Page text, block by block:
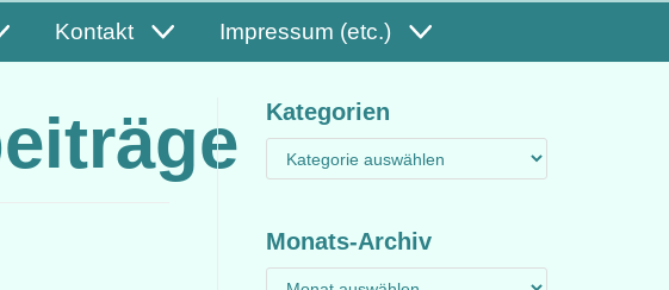
Kontakt Impressum (etc.)
Kategorien
Monats-Archiv